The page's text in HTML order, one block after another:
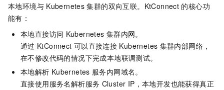
本地环境与 Kubernetes 集群的双向互联。KtConnect 的核心功
能有：
本地直接访问 Kubernetes 集群内网。
通过 KtConnect 可以直接连接 Kubernetes 集群内部网络，
在不修改代码的情况下完成本地联调测试。
本地解析 Kubernetes 服务内网域名。
直接使用服务名解析服务 Cluster IP，本地开发也能获得真正